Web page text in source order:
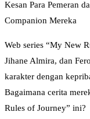
Kesan Para Pemeran
Companion Mereka
Web series “My New
Jihane Almira, dan
karakter dengan
Bagaimana cerita
Rules of Journey” ini?